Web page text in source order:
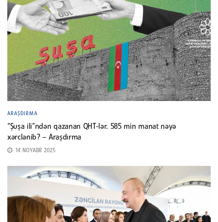
ARAŞDIRMA
“Şuşa ili”ndən qazanan QHT-lər. 585 min manat nəyə
xərclənib? – Araşdırma
14 NOYABR 2025